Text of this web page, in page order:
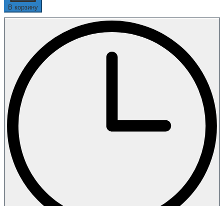
В корзину